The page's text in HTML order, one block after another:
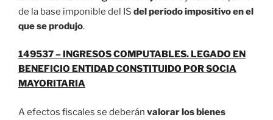
de la base imponible del IS del período impositivo en el
que se produjo.
149537 – INGRESOS COMPUTABLES. LEGADO EN
BENEFICIO ENTIDAD CONSTITUIDO POR SOCIA
MAYORITARIA
A efectos fiscales se deberán valorar los bienes